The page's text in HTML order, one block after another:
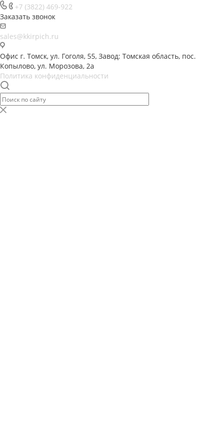
+7 (3822) 469-922
Заказать звонок
sales@kkirpich.ru
Офис г. Томск, ул. Гоголя, 55, Завод: Томская область, пос.
Копылово, ул. Морозова, 2а
Политика конфиденциальности